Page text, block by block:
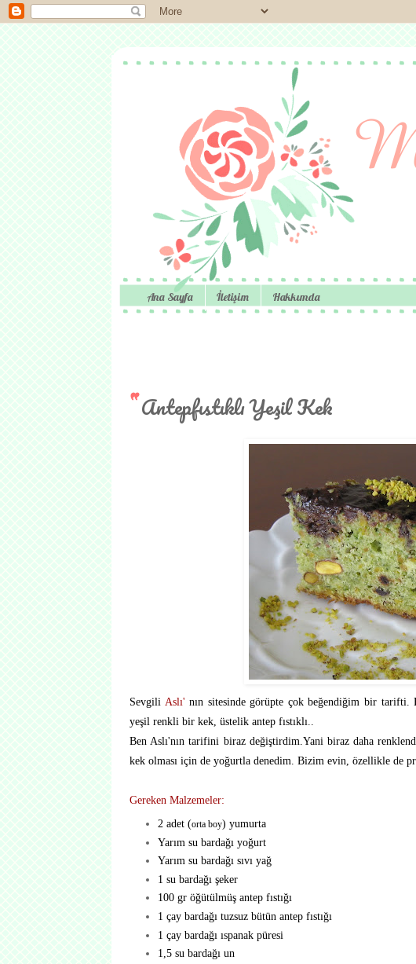
Ana Sayfa İletişim Hakkımda
Antepfıstıklı Yeşil Kek
Sevgili Aslı' nın sitesinde görüpte çok beğendiğim bir
yeşil renkli bir kek, üstelik antep fıstıklı..
Ben Aslı'nın tarifini biraz değiştirdim.Yani biraz daha
kek olması için de yoğurtla denedim. Bizim evin, özellikle de
Gereken Malzemeler:
2 adet (orta boy) yumurta
Yarım su bardağı yoğurt
Yarım su bardağı sıvı yağ
1 su bardağı şeker
100 gr öğütülmüş antep fıstığı
1 çay bardağı tuzsuz bütün antep fıstığı
1 çay bardağı ıspanak püresi
1,5 su bardağı un